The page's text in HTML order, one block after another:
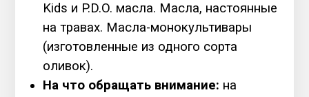
Kids и P.D.O. масла. Масла, настоянные
на травах. Масла-монокультивары
(изготовленные из одного сорта
оливок).
На что обращать внимание: на